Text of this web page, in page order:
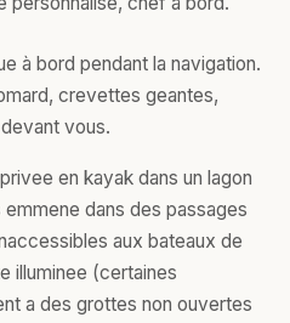
à bord pendant la navigation.
crevettes geantes,
vous.
en kayak dans un lagon
dans des passages
aux bateaux de
illuminee (certaines
a des grottes non ouvertes